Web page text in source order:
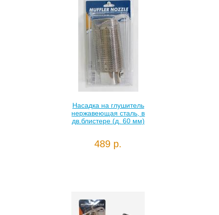
Насадка на глушитель
нержавеющая сталь, в
дв.блистере (д. 60 мм)
489 р.